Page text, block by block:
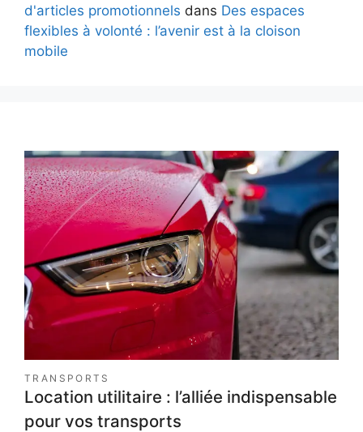
d'articles promotionnels dans Des espaces
flexibles à volonté : l’avenir est à la cloison
mobile
TRANSPORTS
Location utilitaire : l’alliée indispensable
pour vos transports